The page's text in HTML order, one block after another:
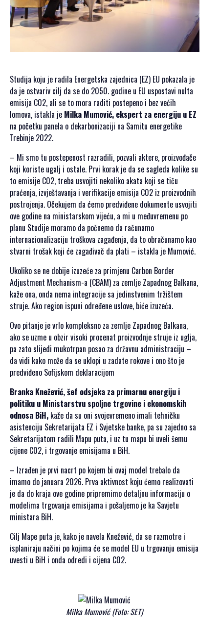
KAKO DOĆI
SMJEŠTAJ
SPONZORSTVO
POKROVITELJI I
SPONZORI SET
2026
POKROVITELJI I
SPONZORI SET
2025
POKROVITELJI I
SPONZORI SET
2024
POKROVITELJI I
SPONZORI SET
2023
SPONZORI SET
2022
POKROVITELJI I
SPONZORI SET
2021
POKROVITELJI I
SPONZORI SET
2020
PORTFOLIO SET
DRUŠTVENI
DOGAĐAJI
HERCEGOVAČKA
VEČERA
AFTER PARTI
IZLETI
NOVOSTI
KONTAKT
ZA
SAMIT
Studija koju je radila Energetska zajednica (EZ) EU pokazala je
da je ostvariv cilj da se do 2050. godine u EU uspostavi nulta
emisija C02, ali se to mora raditi postepeno i bez većih
lomova, istakla je Milka Mumović, ekspert za energiju u EZ
na početku panela o dekarbonizaciji na Samitu energetike
Trebinje 2022.
– Mi smo tu postepenost razradili, pozvali aktere, proizvođače
koji koriste ugalj i ostale. Prvi korak je da se sagleda kolike su
to emisije C02, treba usvojiti nekoliko akata koji se tiču
praćenja, izvještavanja i verifikacije emisija C02 iz proizvodnih
postrojenja. Očekujem da ćemo predviđene dokumente usvojiti
ove godine na ministarskom vijeću, a mi u međuvremenu po
planu Studije moramo da počnemo da računamo
internacionalizaciju troškova zagađenja, da to obračunamo kao
stvarni trošak koji će zagađivač da plati – istakla je Mumović.
Ukoliko se ne dobije izuzeće za primjenu Carbon Border
Adjustment Mechanism-a (CBAM) za zemlje Zapadnog Balkana,
kaže ona, onda nema integracije sa jedinstvenim tržištem
struje. Ako region ispuni određene uslove, biće izuzeća.
Ovo pitanje je vrlo kompleksno za zemlje Zapadnog Balkana,
ako se uzme u obzir visoki procenat proizvodnje struje iz uglja,
pa zato slijedi mukotrpan posao za državnu administraciju –
da vidi kako može da se uklopi u zadate rokove i ono što je
predviđeno Sofijskom deklaracijom
Branka Knežević, šef odsjeka za primarnu energiju i
politiku u Ministarstvu spoljne trgovine i ekonomskih
odnosa BiH, kaže da su oni svojevremeno imali tehničku
asistenciju Sekretarijata EZ i Svjetske banke, pa su zajedno sa
Sekretarijatom radili Mapu puta, i uz tu mapu bi uveli šemu
cijene C02, i trgovanje emisijama u BiH.
– Izrađen je prvi nacrt po kojem bi ovaj model trebalo da
imamo do januara 2026. Prva aktivnost koju ćemo realizovati
je da do kraja ove godine pripremimo detaljnu informaciju o
modelima trgovanja emisijama i pošaljemo je ka Savjetu
ministara BiH.
Cilj Mape puta je, kako je navela Knežević, da se razmotre i
isplaniraju načini po kojima će se model EU u trgovanju emisija
uvesti u BiH i onda odredi i cijena C02.
Milka Mumović (Foto: SET)